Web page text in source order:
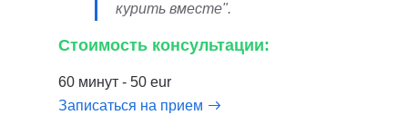
курить вместе".
Стоимость консультации:
60 минут - 50 eur
Записаться на прием